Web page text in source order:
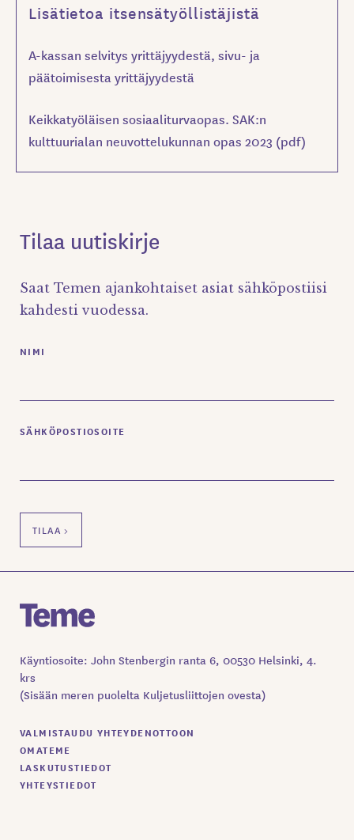
Lisätietoa itsensätyöllistäjistä
A-kassan selvitys yrittäjyydestä, sivu- ja
päätoimisesta yrittäjyydestä
Keikkatyöläisen sosiaaliturvaopas. SAK:n
kulttuurialan neuvottelukunnan opas 2023 (pdf)
Tilaa uutiskirje
Saat Temen ajankohtaiset asiat sähköpostiisi
kahdesti vuodessa.
NIMI
SÄHKÖPOSTIOSOITE
Käyntiosoite: John Stenbergin ranta 6, 00530 Helsinki, 4.
krs
(Sisään meren puolelta Kuljetusliittojen ovesta)
VALMISTAUDU YHTEYDENOTTOON
OMATEME
LASKUTUSTIEDOT
YHTEYSTIEDOT